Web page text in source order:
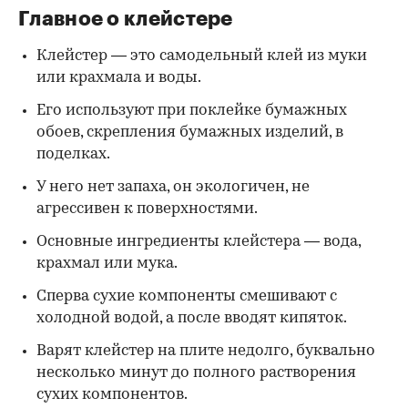
Главное о клейстере
Клейстер — это самодельный клей из муки
или крахмала и воды.
Его используют при поклейке бумажных
обоев, скрепления бумажных изделий, в
поделках.
У него нет запаха, он экологичен, не
агрессивен к поверхностями.
Основные ингредиенты клейстера — вода,
крахмал или мука.
Сперва сухие компоненты смешивают с
холодной водой, а после вводят кипяток.
Варят клейстер на плите недолго, буквально
несколько минут до полного растворения
сухих компонентов.